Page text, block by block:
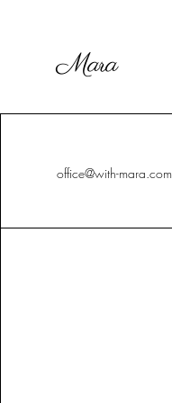
Mara
office@with-mara.com